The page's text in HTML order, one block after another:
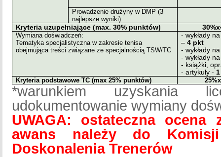
Prowadzenie drużyny w DMP (3
najlepsze wyniki)
Kryteria uzupełniające (max. 30% punktów)
Wymiana doświadczeń:
Tematyka specjalistyczna w zakresie tenisa
obejmująca treści związane ze specjalnością TSW/TC
- wykłady
–4 pkt
- wykłady
- wykłady
- książki,
- artykuły -
Kryteria podstawowe TC (max 25% punktów)
*warunkiem uzyskania
udokumentowanie wymiany
UWAGA: ostateczna ocena
awans należy do
Doskonalenia Trenerów